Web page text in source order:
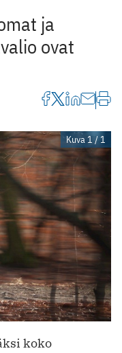
ja
ovat
Kuva 1 / 1
koko